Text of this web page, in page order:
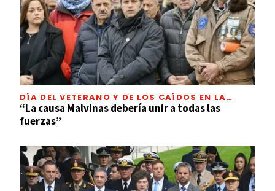
DÍA DEL VETERANO Y DE LOS CAÍDOS EN LA
GUERRA DE MALVINAS
“La causa Malvinas debería unir a todas las
fuerzas”